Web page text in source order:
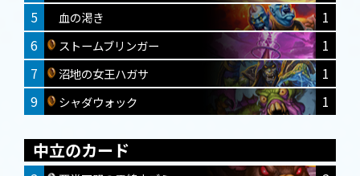
5
血の渇き
1
6
ストームブリンガー
1
7
沼地の女王ハガサ
1
9
シャダウォック 1
中立のカード